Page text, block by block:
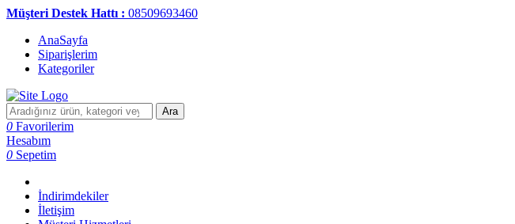
Müşteri Destek Hattı : 08509693460
AnaSayfa
Siparişlerim
Kategoriler
Ara
0 Favorilerim
Hesabım
0 Sepetim
İndirimdekiler
İletişim